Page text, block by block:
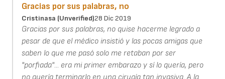
Gracias por sus palabras, no
Cristinasa (unverified)28 Dic 2019
Gracias por sus palabras, no quise hacerme legrado a
pesar de que el médico insistió y las pocas amigas que
saben lo que me pasó solo me retaban por ser
"porfiada"... era mi primer embarazo y sí lo quería, pero